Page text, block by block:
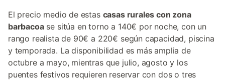
El precio medio de estas casas rurales con zona
barbacoase sitúa en torno a 140€ por noche, con un
rango realista de 90€ a 220€ según capacidad, piscina
y temporada. La disponibilidad es más amplia de
octubre a mayo, mientras que julio, agosto y los
puentes festivos requieren reservar con dos o tres